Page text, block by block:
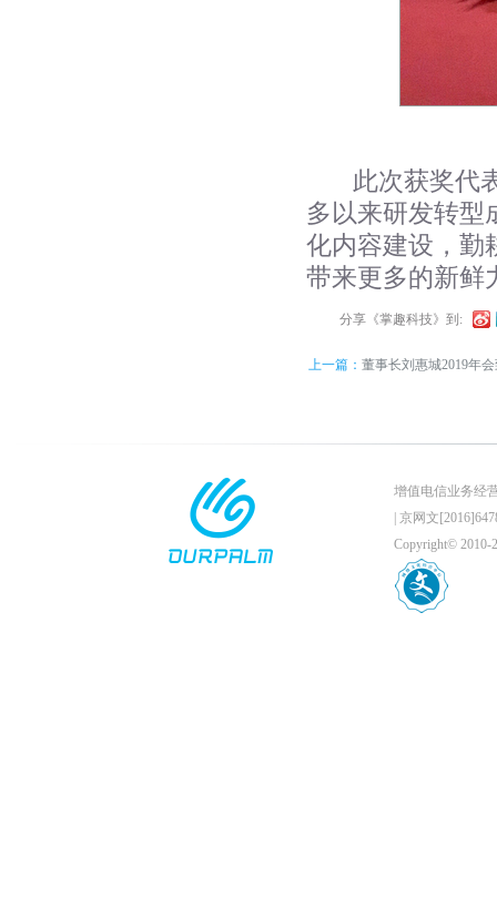
此次获奖代
多以来研发转型
化内容建设，勤
带来更多的新鲜
分享《掌趣科技》到:
上一篇： 董事长刘惠城2019年
增值电信业务经
京网文
Copyright© 2010-